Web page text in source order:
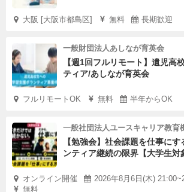
大阪 [大阪市都島区] 無料 長期歓迎
一般財団法人あしなが育英会
【週1回フルリモート】遺児高
ティア/あしなが育英会
フルリモートOK 無料 半年からOK
一般社団法人ユースキャリア教育
【勉強会】社会課題を仕事に
ンティア継続の限界【大学生対
オンライン開催
2026年8月6日(木)
無料